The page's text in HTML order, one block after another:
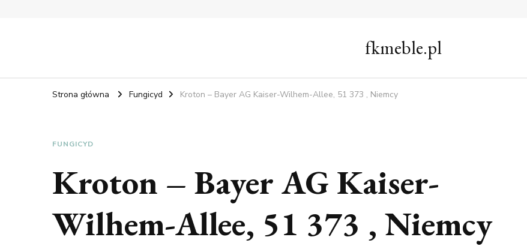
fkmeble.pl
Strona główna Fungicyd Kroton – Bayer AG Kaiser-Wilhem-Allee, 51 373 , Niemcy
FUNGICYD
Kroton – Bayer AG Kaiser-
Wilhem-Allee, 51 373 , Niemcy